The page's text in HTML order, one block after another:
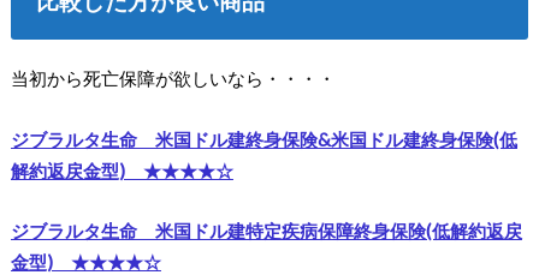
当初から死亡保障が欲しいなら・・・・
ジブラルタ生命 米国ドル建終身保険&米国ドル建終身保険(低
解約返戻金型) ★★★★☆
ジブラルタ生命 米国ドル建特定疾病保障終身保険(低解約返戻
金型) ★★★★☆